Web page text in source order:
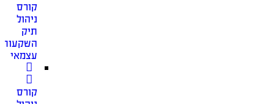
קורס
ניהול
תיק
השקעות
עצמאי
קורס